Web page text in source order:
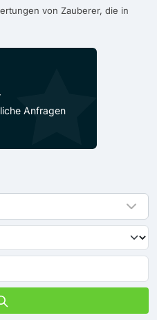
von Zauberer, die in
Anfragen